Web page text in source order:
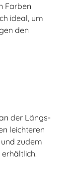
Farben
ideal, um
den
der Längs-
leichteren
zudem